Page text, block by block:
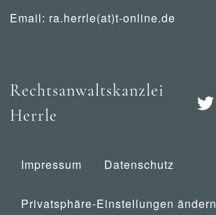
Email: ra.herrle(at)t-online.de
Rechtsanwaltskanzlei
Herrle
Impressum Datenschutz
Privatsphäre-Einstellungen ändern